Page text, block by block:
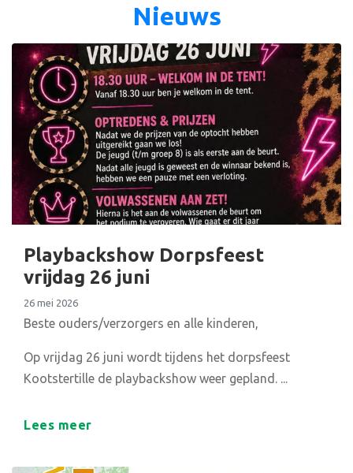
Nieuws
Playbackshow Dorpsfeest
vrijdag 26 juni
26 mei 2026
Beste ouders/verzorgers en alle kinderen,
Op vrijdag 26 juni wordt tijdens het dorpsfeest
Kootstertille de playbackshow weer gepland. ...
Lees meer